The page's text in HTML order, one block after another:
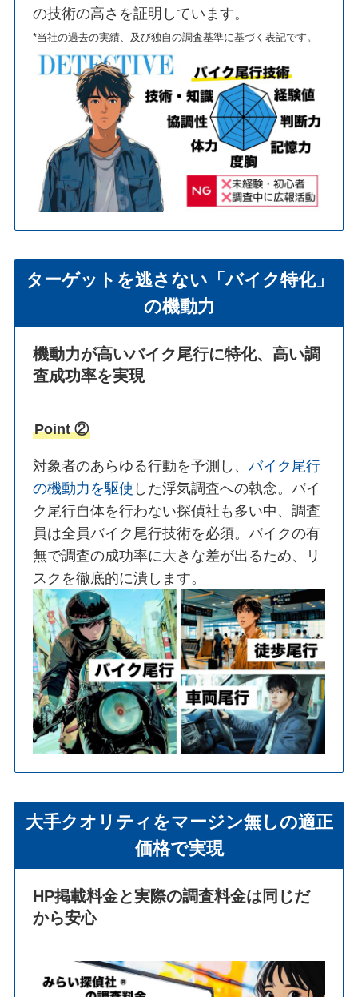
の技術の高さを証明しています。
*当社の過去の実績、及び独自の調査基準に基づく表記です。
ターゲットを逃さない「バイク特化」
の機動力
機動力が高いバイク尾行に特化、高い調
査成功率を実現
Point ②
対象者のあらゆる行動を予測し、バイク尾行
の機動力を駆使 した浮気調査への執念。バイ
ク尾行自体を行わない探偵社も多い中、調査
員は全員バイク尾行技術を必須。バイクの有
無で調査の成功率に大きな差が出るため、リ
スクを徹底的に潰します。
大手クオリティをマージン無しの適正
価格で実現
HP掲載料金と実際の調査料金は同じだ
から安心